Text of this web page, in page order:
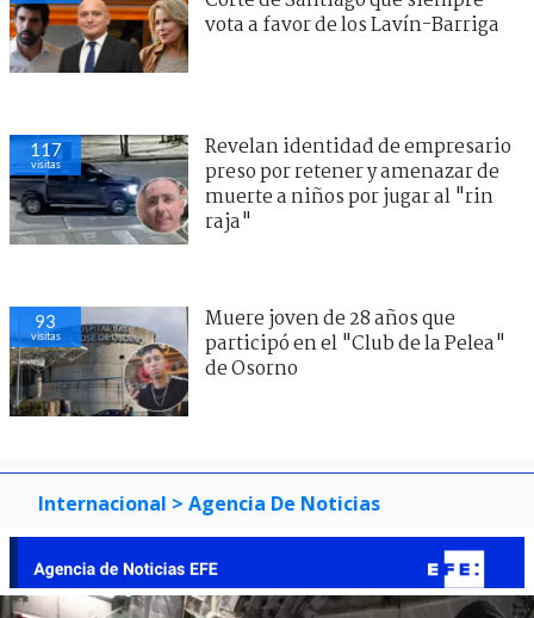
vota a favor de los Lavín-Barriga
117
visitas
Revelan identidad de empresario
preso por retener y amenazar de
muerte a niños por jugar al "rin
raja"
93
visitas
Muere joven de 28 años que
participó en el "Club de la Pelea"
de Osorno
Internacional > Agencia De Noticias